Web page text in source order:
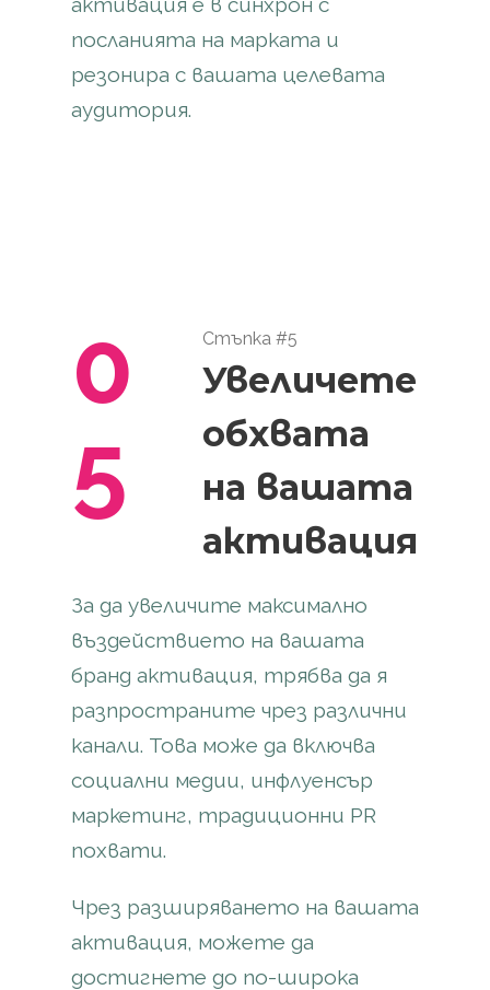
посланията на марката и
резонира с вашата целевата
аудитория.
0
5
Стъпка #5
Увеличете
обхвата
на вашата
активация
За да увеличите максимално
въздействието на вашата
бранд активация, трябва да я
разпространите чрез различни
канали. Това може да включва
социални медии, инфлуенсър
маркетинг, традиционни PR
похвати.
Чрез разширяването на вашата
активация, можете да
достигнете до по-широка